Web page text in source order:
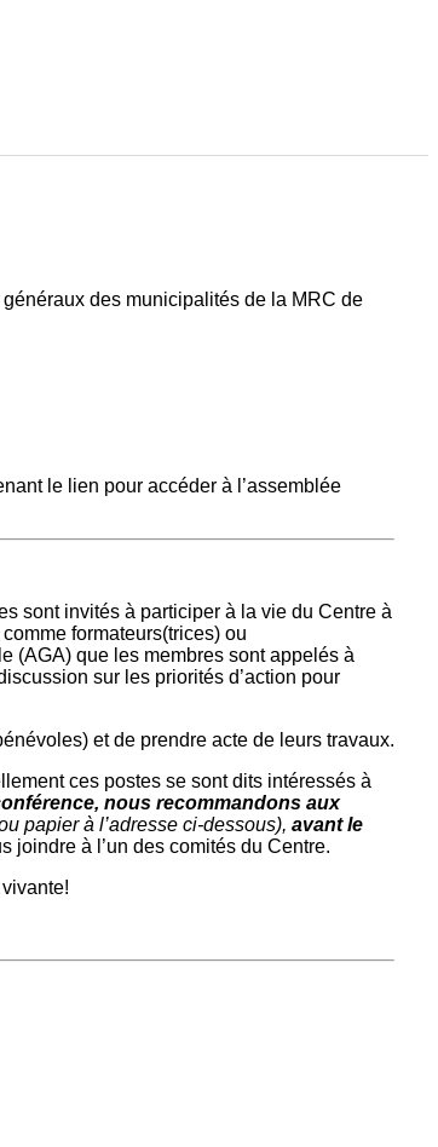
des municipalités de la MRC de
le lien pour accéder à l’assemblée
sont invités à participer à la vie du Centre à
formateurs(trices) ou
(AGA) que les membres sont appelés à
sur les priorités d’action pour
et de prendre acte de leurs travaux.
ces postes se sont dits intéressés à
nous recommandons aux
papier à l’adresse ci-dessous), avant le
joindre à l’un des comités du Centre.